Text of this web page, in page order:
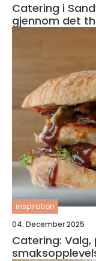
Catering i
gjennom det
inspiration
04. December 2025
Catering: